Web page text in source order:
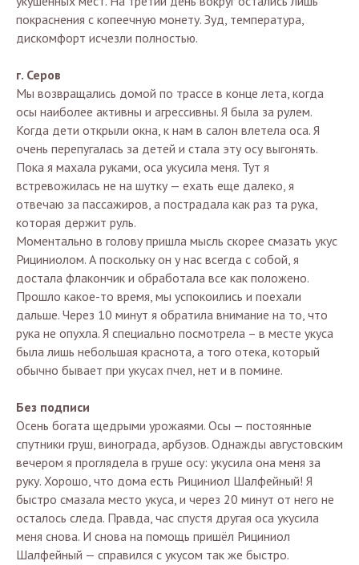
покраснения с копеечную монету. Зуд, температура,
дискомфорт исчезли полностью.
г. Серов
Мы возвращались домой по трассе в конце лета, когда
осы наиболее активны и агрессивны. Я была за рулем.
Когда дети открыли окна, к нам в салон влетела оса. Я
очень перепугалась за детей и стала эту осу выгонять.
Пока я махала руками, оса укусила меня. Тут я
встревожилась не на шутку — ехать еще далеко, я
отвечаю за пассажиров, а пострадала как раз та рука,
которая держит руль.
Моментально в голову пришла мысль скорее смазать укус
Рициниолом. А поскольку он у нас всегда с собой, я
достала флакончик и обработала все как положено.
Прошло какое-то время, мы успокоились и поехали
дальше. Через 10 минут я обратила внимание на то, что
рука не опухла. Я специально посмотрела – в месте укуса
была лишь небольшая краснота, а того отека, который
обычно бывает при укусах пчел, нет и в помине.
Без подписи
Осень богата щедрыми урожаями. Осы — постоянные
спутники груш, винограда, арбузов. Однажды августовским
вечером я проглядела в груше осу: укусила она меня за
руку. Хорошо, что дома есть Рициниол Шалфейный! Я
быстро смазала место укуса, и через 20 минут от него не
осталось следа. Правда, час спустя другая оса укусила
меня снова. И снова на помощь пришёл Рициниол
Шалфейный — справился с укусом так же быстро.